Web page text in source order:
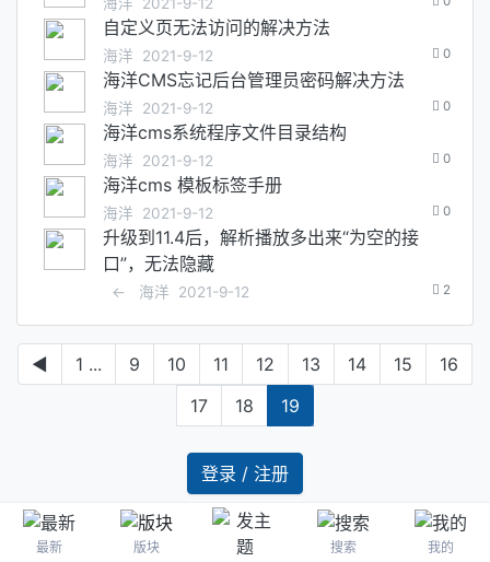
最新 版块 搜索 我的
登录 / 注册
自定义页无法访问的解决方法
海洋 2021-9-12 0
海洋CMS忘记后台管理员密码解决方法
海洋 2021-9-12 0
海洋cms系统程序文件目录结构
海洋 2021-9-12 0
海洋cms 模板标签手册
海洋 2021-9-12 0
升级到11.4后，解析播放多出来“为空的接
口”，无法隐藏
← 海洋 2021-9-12 2
◀ 1 ... 9 10 11 12 13 14 15
16
17
18 19